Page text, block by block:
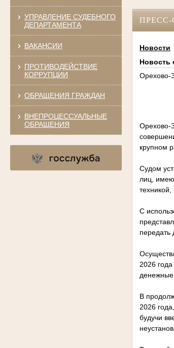
УПРАВЛЕНИЕ СУДЕБНОГО
ДЕПАРТАМЕНТА
ВАКАНСИИ
ПРОТИВОДЕЙСТВИЕ
КОРРУПЦИИ
ОБРАЩЕНИЯ ГРАЖДАН
ВНЕПРОЦЕССУАЛЬНЫЕ
ОБРАЩЕНИЯ
Новости
Новость
Орехово-
Орехово-
крупном
Судом
лиц,
С
передать
2026
денежные
В
2026
будучи